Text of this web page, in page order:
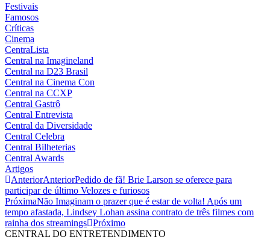
Festivais
Famosos
Críticas
Cinema
CentraLista
Central na Imagineland
Central na D23 Brasil
Central na Cinema Con
Central na CCXP
Central Gastrô
Central Entrevista
Central da Diversidade
Central Celebra
Central Bilheterias
Central Awards
Artigos
AnteriorAnteriorPedido de fã! Brie Larson se oferece para
participar de último Velozes e furiosos
PróximaNão Imaginam o prazer que é estar de volta! Após um
tempo afastada, Lindsey Lohan assina contrato de três filmes com
rainha dos streamings Próximo
CENTRAL DO ENTRETENDIMENTO